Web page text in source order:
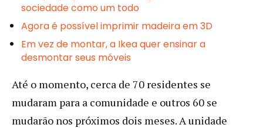
sociedade como um todo
Agora é possível imprimir madeira em 3D
Em vez de montar, a Ikea quer ensinar a
desmontar seus móveis
Até o momento, cerca de 70 residentes se
mudaram para a comunidade e outros 60 se
mudarão nos próximos dois meses. A unidade